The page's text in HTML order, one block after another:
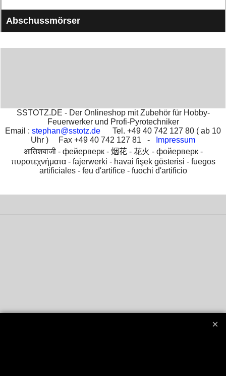
Abschussmörser
SSTOTZ.DE - Der Onlineshop mit Zubehör für Hobby-
Feuerwerker und Profi-Pyrotechniker
Email : stephan@sstotz.de Tel. +49 40 742 127 80 ( ab 10
Uhr ) Fax +49 40 742 127 81 -
Impressum
आतिशबाजी - фейерверк - 烟花 - 花火 - фойерверк -
πυροτεχνήματα - fajerwerki - havai fişek gösterisi - fuegos
artificiales - feu d'artifice - fuochi d'artificio